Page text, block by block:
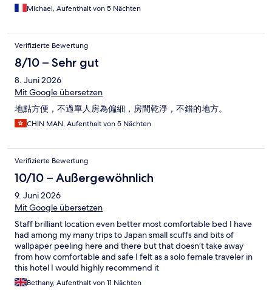
Michael, Aufenthalt von 5 Nächten
Verifizierte Bewertung
8/10 – Sehr gut
8. Juni 2026
Mit Google übersetzen
地點方便，不過單人房為偏細，房間乾淨，不錯的地方。
CHIN MAN, Aufenthalt von 5 Nächten
Verifizierte Bewertung
10/10 – Außergewöhnlich
9. Juni 2026
Mit Google übersetzen
Staff brilliant location even better most comfortable bed I have
had among my many trips to Japan small scuffs and bits of
wallpaper peeling here and there but that doesn’t take away
from how comfortable and safe I felt as a solo female traveler in
this hotel I would highly recommend it
Bethany, Aufenthalt von 11 Nächten